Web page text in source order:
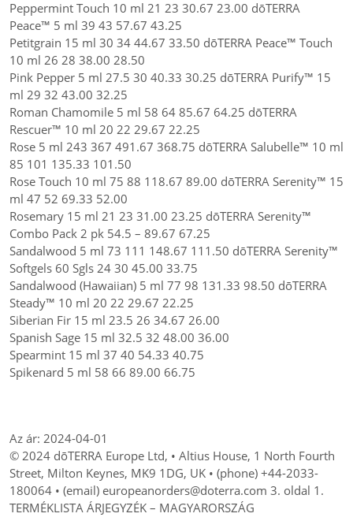
Peppermint Touch 10 ml 21 23 30.67 23.00 dōTERRA
Peace™ 5 ml 39 43 57.67 43.25
Petitgrain 15 ml 30 34 44.67 33.50 dōTERRA Peace™ Touch
10 ml 26 28 38.00 28.50
Pink Pepper 5 ml 27.5 30 40.33 30.25 dōTERRA Purify™ 15
ml 29 32 43.00 32.25
Roman Chamomile 5 ml 58 64 85.67 64.25 dōTERRA
Rescuer™ 10 ml 20 22 29.67 22.25
Rose 5 ml 243 367 491.67 368.75 dōTERRA Salubelle™ 10 ml
85 101 135.33 101.50
Rose Touch 10 ml 75 88 118.67 89.00 dōTERRA Serenity™ 15
ml 47 52 69.33 52.00
Rosemary 15 ml 21 23 31.00 23.25 dōTERRA Serenity™
Combo Pack 2 pk 54.5 – 89.67 67.25
Sandalwood 5 ml 73 111 148.67 111.50 dōTERRA Serenity™
Softgels 60 Sgls 24 30 45.00 33.75
Sandalwood (Hawaiian) 5 ml 77 98 131.33 98.50 dōTERRA
Steady™ 10 ml 20 22 29.67 22.25
Siberian Fir 15 ml 23.5 26 34.67 26.00
Spanish Sage 15 ml 32.5 32 48.00 36.00
Spearmint 15 ml 37 40 54.33 40.75
Spikenard 5 ml 58 66 89.00 66.75
Az ár: 2024-04-01
© 2024 dōTERRA Europe Ltd, • Altius House, 1 North Fourth
Street, Milton Keynes, MK9 1DG, UK • (phone) +44-2033-
180064 • (email) europeanorders@doterra.com 3. oldal 1.
TERMÉKLISTA ÁRJEGYZÉK – MAGYARORSZÁG